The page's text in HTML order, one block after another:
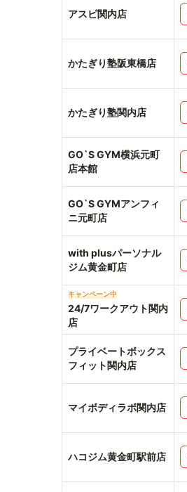
アスピ関内店
かたぎり塾阪東橋店
かたぎり塾関内店
GO`S GYM横浜元町
店本館
GO`S GYMアンフィ
ニ元町店
with plusパーソナル
ジム黄金町店
キャンペーン中
24/7ワークアウト関内
店
プライベートボックス
フィット関内店
マイボディラボ関内店
ハコジム黄金町駅前店